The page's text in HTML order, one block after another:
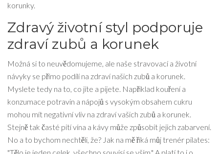
korunky.
Zdravý životní styl podporuje
zdraví zubů a korunek
Možná si to neuvědomujeme, ale naše stravovací a životní
návyky se přímo podílí na zdraví našich zubů a korunek.
Myslete tedy na to, co jíte a pijete. Například kouření a
konzumace potravin a nápojů s vysokým obsahem cukru
mohou mít negativní vliv na zdraví vašich zubů a korunek.
Stejně tak časté pití vína a kávy může způsobit jejich zabarvení.
No a to bychom nechtěli, že? Jak na mě říká můj trenér pilates: